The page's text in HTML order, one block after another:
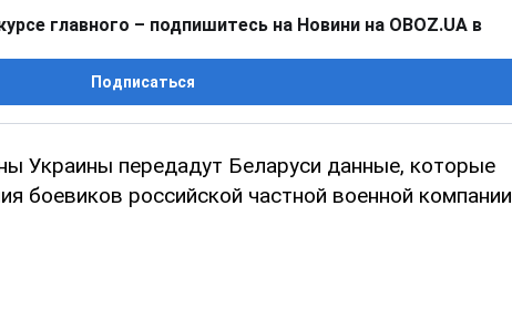
главного – подпишитесь на Новини на OBOZ.UA в
Подписаться
Украины передадут Беларуси данные, которые
боевиков российской частной военной компании